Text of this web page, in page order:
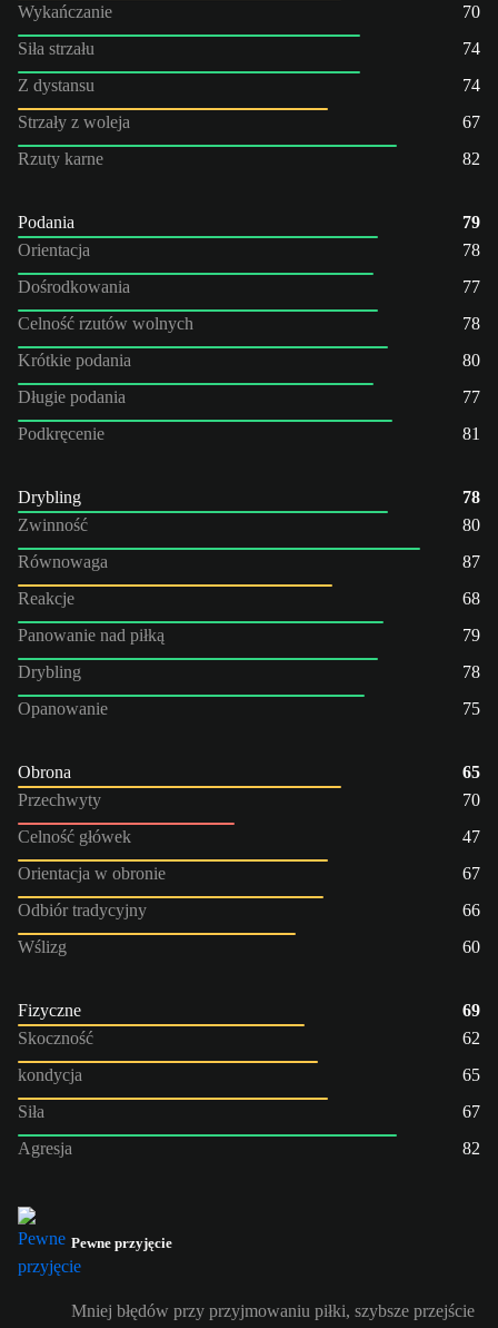
Wykańczanie
70
Siła strzału
74
Z dystansu
74
Strzały z woleja
67
Rzuty karne
82
Podania
79
Orientacja
78
Dośrodkowania
77
Celność rzutów wolnych
78
Krótkie podania
80
Długie podania
77
Podkręcenie
81
Drybling
78
Zwinność
80
Równowaga
87
Reakcje
68
Panowanie nad piłką
79
Drybling
78
Opanowanie
75
Obrona
65
Przechwyty
70
Celność główek
47
Orientacja w obronie
67
Odbiór tradycyjny
66
Wślizg
60
Fizyczne
69
Skoczność
62
kondycja
65
Siła
67
Agresja
82
Pewne przyjęcie
Mniej błędów przy przyjmowaniu piłki, szybsze przejście